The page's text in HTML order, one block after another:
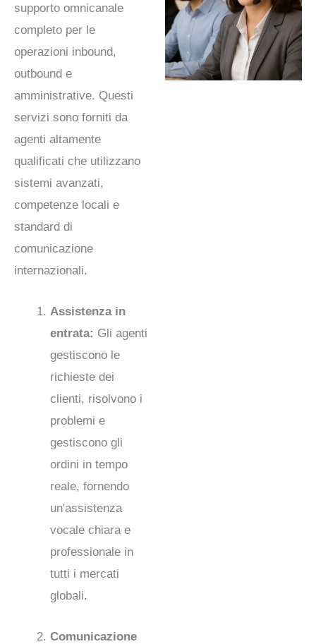
supporto omnicanale
completo per le
operazioni inbound,
outbound e
amministrative. Questi
servizi sono forniti da
agenti altamente
qualificati che utilizzano
sistemi avanzati,
competenze locali e
standard di
comunicazione
internazionali.
Assistenza in
entrata: Gli agenti
gestiscono le
richieste dei
clienti, risolvono i
problemi e
gestiscono gli
ordini in tempo
reale, fornendo
un'assistenza
vocale chiara e
professionale in
tutti i mercati
globali.
Comunicazione